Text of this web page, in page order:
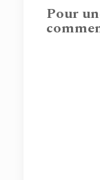
Pour